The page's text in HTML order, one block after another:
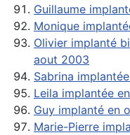
Guillaume
Monique
Olivier implanté
aout 2003
Sabrina
Leila implantée
Guy implanté en
Marie-Pierre